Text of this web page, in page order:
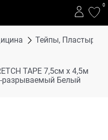
0
Тейпы, Пластыри
TAPE 7,5см x 4,5м
разрываемый Белый